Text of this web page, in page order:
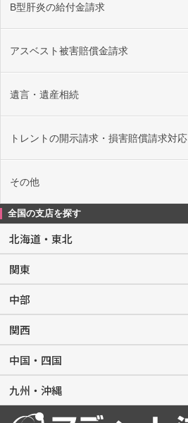
B型肝炎の給付金請求
アスベスト被害賠償金請求
遺言・遺産相続
トレントの開示請求・損害賠償請求対応
その他
全国の支店を探す
北海道・東北
関東
中部
関西
中国・四国
九州・沖縄